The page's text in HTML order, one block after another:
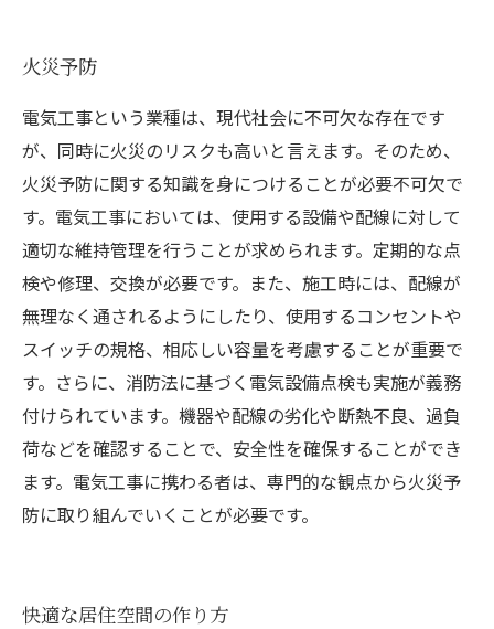
火災予防
電気工事という業種は、現代社会に不可欠な存在です
が、同時に火災のリスクも高いと言えます。そのため、
火災予防に関する知識を身につけることが必要不可欠で
す。電気工事においては、使用する設備や配線に対して
適切な維持管理を行うことが求められます。定期的な点
検や修理、交換が必要です。また、施工時には、配線が
無理なく通されるようにしたり、使用するコンセントや
スイッチの規格、相応しい容量を考慮することが重要で
す。さらに、消防法に基づく電気設備点検も実施が義務
付けられています。機器や配線の劣化や断熱不良、過負
荷などを確認することで、安全性を確保することができ
ます。電気工事に携わる者は、専門的な観点から火災予
防に取り組んでいくことが必要です。
快適な居住空間の作り方